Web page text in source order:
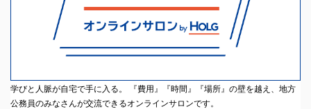
学びと人脈が自宅で手に入る。 『費用』『時間』『場所』の壁を越え、地方
公務員のみなさんが交流できるオンラインサロンです。